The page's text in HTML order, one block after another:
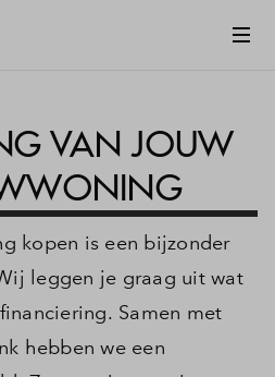
VAN JOUW
kopen is een bijzonder
leggen je graag uit wat
Samen met
hebben we een